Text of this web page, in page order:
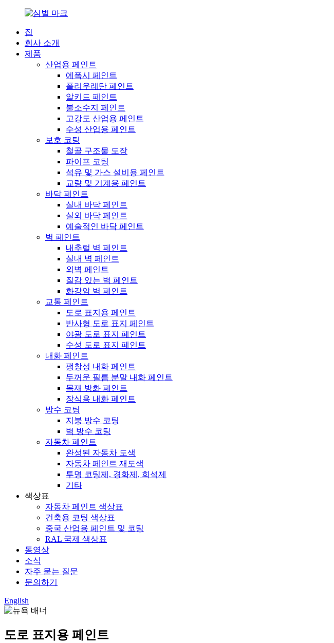
집
회사 소개
제품
산업용 페인트
에폭시 페인트
폴리우레탄 페인트
알키드 페인트
불소수지 페인트
고강도 산업용 페인트
수성 산업용 페인트
보호 코팅
철골 구조물 도장
파이프 코팅
석유 및 가스 설비용 페인트
교량 및 기계용 페인트
바닥 페인트
실내 바닥 페인트
실외 바닥 페인트
예술적인 바닥 페인트
벽 페인트
내추럴 벽 페인트
실내 벽 페인트
외벽 페인트
질감 있는 벽 페인트
화강암 벽 페인트
교통 페인트
도로 표지용 페인트
반사형 도로 표지 페인트
야광 도로 표지 페인트
수성 도로 표지 페인트
내화 페인트
팽창성 내화 페인트
두꺼운 필름 분말 내화 페인트
목재 방화 페인트
장식용 내화 페인트
방수 코팅
지붕 방수 코팅
벽 방수 코팅
자동차 페인트
완성된 자동차 도색
자동차 페인트 재도색
투명 코팅제, 경화제, 희석제
기타
색상표
자동차 페인트 색상표
건축용 코팅 색상표
중국 산업용 페인트 및 코팅
RAL 국제 색상표
동영상
소식
자주 묻는 질문
문의하기
English
도로 표지용 페인트